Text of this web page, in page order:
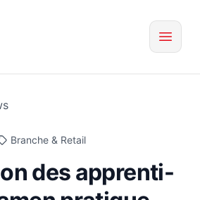
Branche & Retail
des apprenti-